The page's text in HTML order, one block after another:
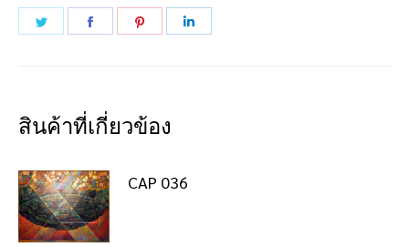
สินค้าที่เกี่ยวข้อง
CAP 036